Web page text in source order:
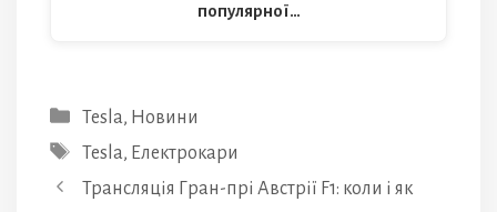
популярної…
Категорії
Tesla, Новини
Позначки
Tesla, Електрокари
Трансляція Гран-прі Австрії F1: коли і як